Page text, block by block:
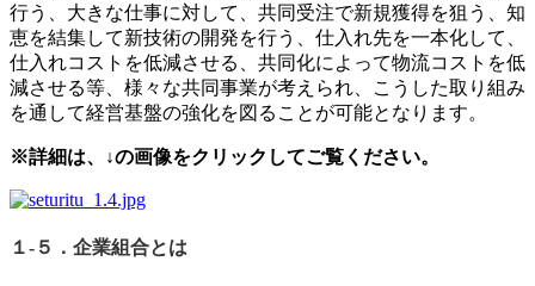
行う、大きな仕事に対して、共同受注で新規獲得を狙う、知
恵を結集して新技術の開発を行う、仕入れ先を一本化して、
仕入れコストを低減させる、共同化によって物流コストを低
減させる等、様々な共同事業が考えられ、こうした取り組み
を通して経営基盤の強化を図ることが可能となります。
※詳細は、↓の画像をクリックしてご覧ください。
１-５．企業組合とは